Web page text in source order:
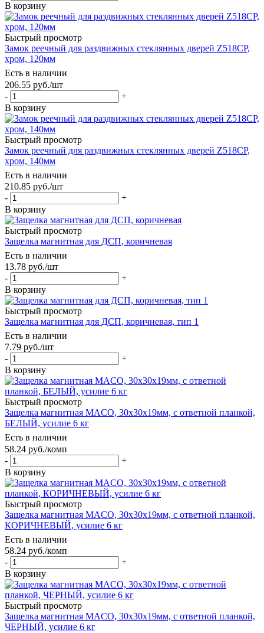
В корзину
Быстрый просмотр
Замок реечный для раздвижных стеклянных дверей Z518CP,
хром, 120мм
Есть в наличии
206.55 руб./шт
-
+
В корзину
Быстрый просмотр
Замок реечный для раздвижных стеклянных дверей Z518CP,
хром, 140мм
Есть в наличии
210.85 руб./шт
-
+
В корзину
Быстрый просмотр
Защелка магнитная для ДСП, коричневая
Есть в наличии
13.78 руб./шт
-
+
В корзину
Быстрый просмотр
Защелка магнитная для ДСП, коричневая, тип 1
Есть в наличии
7.79 руб./шт
-
+
В корзину
Быстрый просмотр
Защелка магнитная MACO, 30х30х19мм, с ответной планкой,
БЕЛЫЙ, усилие 6 кг
Есть в наличии
58.24 руб./комп
-
+
В корзину
Быстрый просмотр
Защелка магнитная MACO, 30х30х19мм, с ответной планкой,
КОРИЧНЕВЫЙ, усилие 6 кг
Есть в наличии
58.24 руб./комп
-
+
В корзину
Быстрый просмотр
Защелка магнитная MACO, 30х30х19мм, с ответной планкой,
ЧЕРНЫЙ, усилие 6 кг